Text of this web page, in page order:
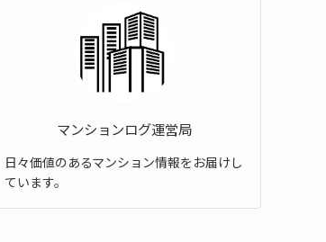
マンションログ運営局
日々価値のあるマンション情報をお届けし
ています。